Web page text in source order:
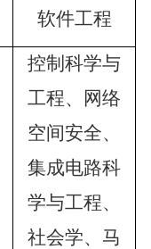
软件工程
控制科学与
工程、网络
空间安全、
集成电路科
学与工程、
社会学、马